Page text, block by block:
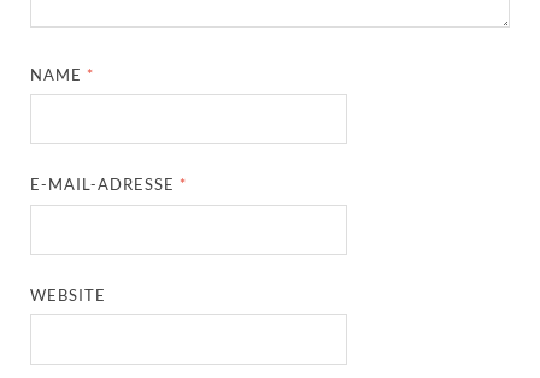
NAME *
E-MAIL-ADRESSE *
WEBSITE